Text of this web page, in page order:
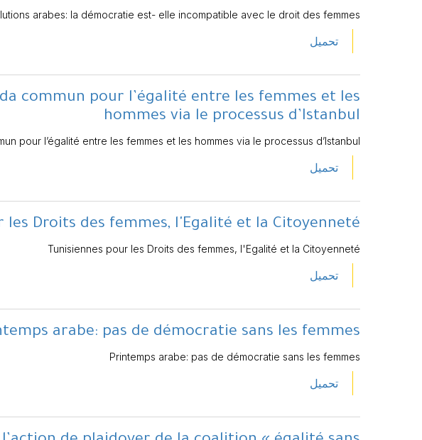
arabes: la démocratie est- elle incompatible avec le droit des femmes?
تحميل
commun pour l’égalité entre les femmes et les
hommes via le processus d’Istanbul
pour l’égalité entre les femmes et les hommes via le processus d’Istanbul
تحميل
les Droits des femmes, l'Egalité et la Citoyenneté
Tunisiennes pour les Droits des femmes, l'Egalité et la Citoyenneté
تحميل
arabe: pas de démocratie sans les femmes
Printemps arabe: pas de démocratie sans les femmes
تحميل